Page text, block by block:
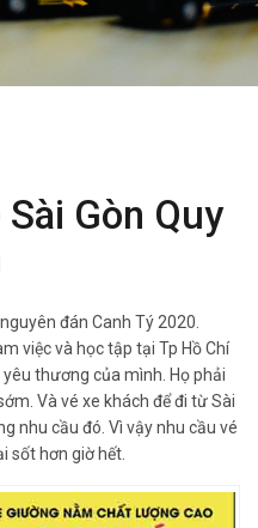
Gòn Quy
đán Canh Tý 2020.
việc và học tập tại Tp Hồ Chí
thương của mình. Họ phải
Và vé xe khách để đi từ Sài
nhu cầu đó. Vì vậy nhu cầu vé
sốt hơn giờ hết.